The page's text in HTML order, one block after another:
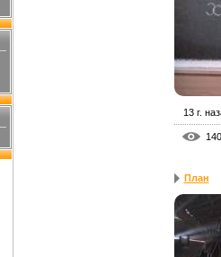
13 г.
План